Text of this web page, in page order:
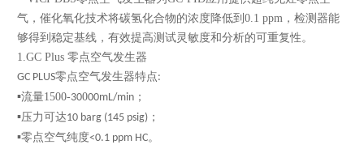
气，催化氧化技术将碳氢化合物的浓度降低到0.1 ppm，检测器能
够得到稳定基线，有效提高测试灵敏度和分析的可重复性。
1.GC Plus 零点空气发生器
GC PLUS零 点空气发生器特点:
▪︎流量1500-30000mL/min ；
▪︎压力可达10 barg (145 psig) ；
▪︎零 点空气纯度<0.1 ppm HC。